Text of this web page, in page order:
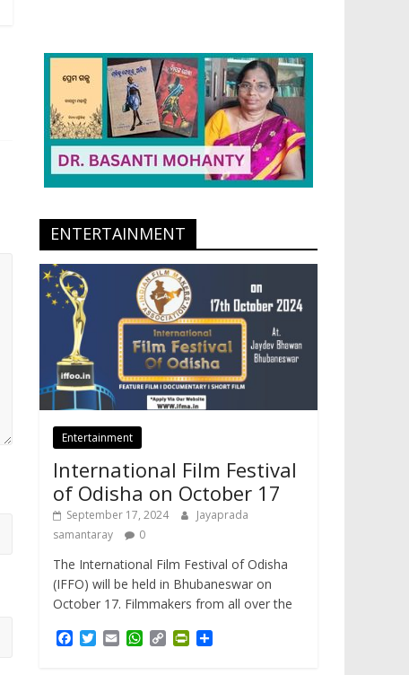
ENTERTAINMENT
Entertainment
International Film Festival
of Odisha on October 17
September 17, 2024
Jayaprada
samantaray
0
The International Film Festival of Odisha
(IFFO) will be held in Bhubaneswar on
October 17. Filmmakers from all over the
T
E
W
C
P